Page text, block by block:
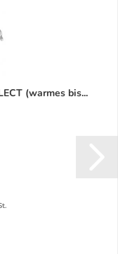
(warmes bis...